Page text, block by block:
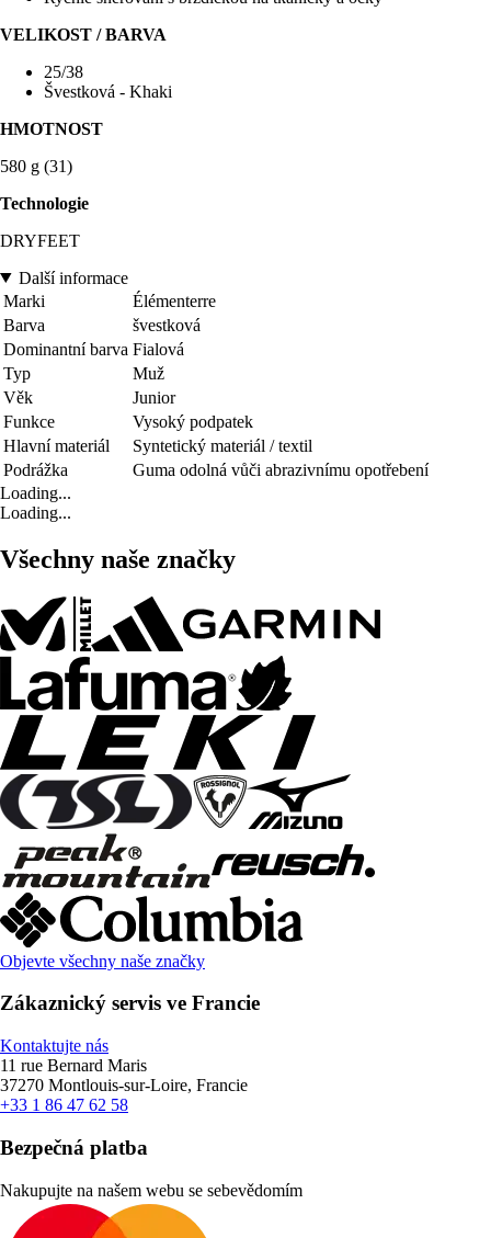
VELIKOST / BARVA
25/38
Švestková - Khaki
HMOTNOST
580 g (31)
Technologie
DRYFEET
Další informace
Marki
Élémenterre
Barva
švestková
Dominantní barva Fialová
Typ
Muž
Věk
Junior
Funkce
Vysoký podpatek
Hlavní materiál
Syntetický materiál / textil
Podrážka
Guma odolná vůči abrazivnímu opotřebení
Loading...
Loading...
Všechny naše značky
Objevte všechny naše značky
Zákaznický servis ve Francie
Kontaktujte nás
11 rue Bernard Maris
37270 Montlouis-sur-Loire, Francie
+33 1 86 47 62 58
Bezpečná platba
Nakupujte na našem webu se sebevědomím